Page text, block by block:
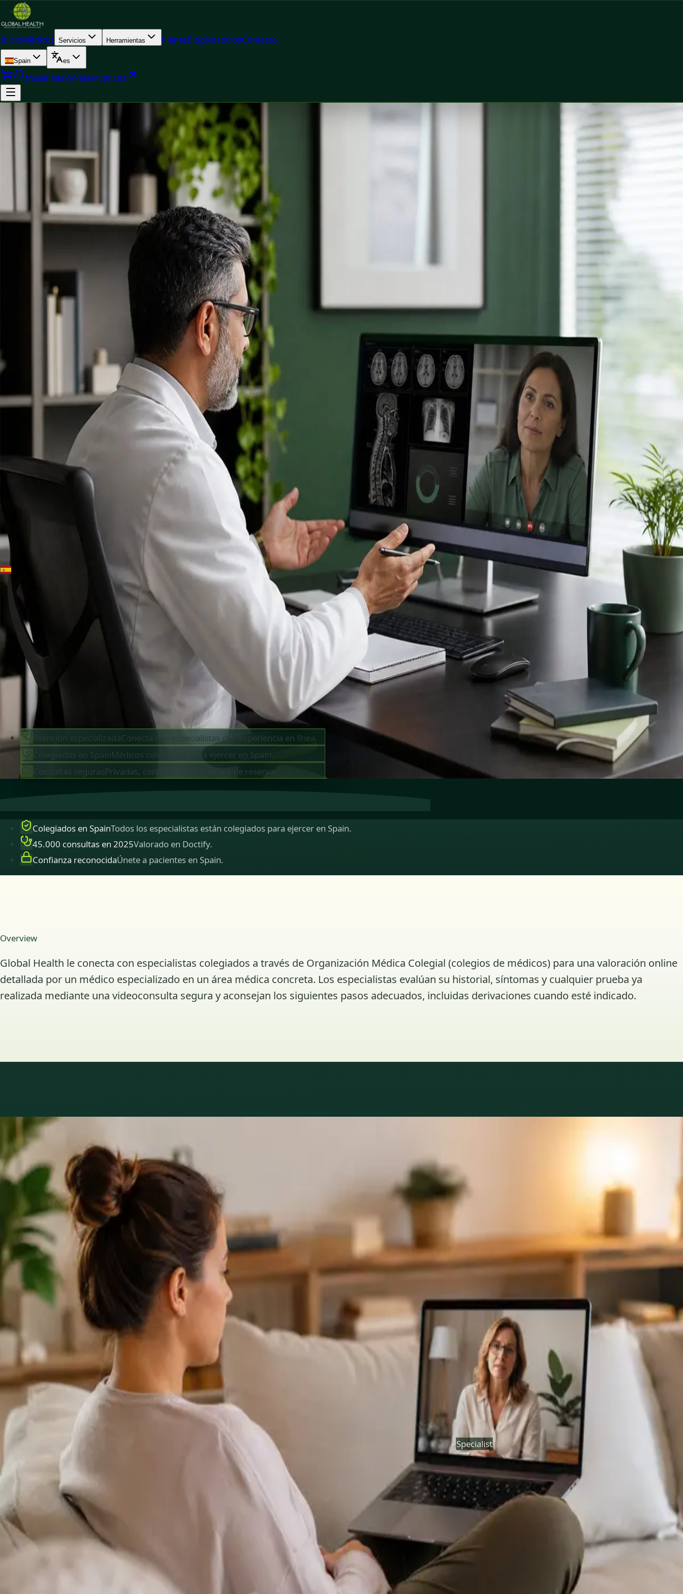
InicioMédicos Servicios Herramientas PlanesBlogNosotrosContacto
Spain es
Iniciar sesiónReservar cita
++
Conoce a
nuestros
registrados
especialistas.
Especialistas colegiados para ejercer en Spain,
disponibles para consultas en línea seguras.
Reservar cita Ver perfiles
Atención especializadaConecta con especialistas con experiencia en línea.
Colegiados en SpainMédicos colegiados para ejercer en Spain.
Consultas segurasPrivadas, confidenciales y fáciles de reservar.
Colegiados en SpainTodos los especialistas están colegiados para ejercer en Spain.
45.000 consultas en 2025Valorado en Doctify.
Confianza reconocidaÚnete a pacientes en Spain.
Overview
Global Health le conecta con especialistas colegiados a través de Organización Médica Colegial (colegios de médicos) para una valoración online
detallada por un médico especializado en un área médica concreta. Los especialistas evalúan su historial, síntomas y cualquier prueba ya
realizada mediante una videoconsulta segura y aconsejan los siguientes pasos adecuados, incluidas derivaciones cuando esté indicado.
Áreas de especialidad
Consultas con especialistas disponibles
Los perfiles se actualizan a medida que el equipo crece.
1/2
Specialist
Cardiología Especialista
From
Duration
15 min
Más información Cardiología Especialista Reservar cita
Consulta Diagnostico vascular
Duration
30 min
Más información:Consulta Diagnostico vascular
Reservar cita
Specialist
Consulta Online Flebologia y Linfologia
€150
Duration
Consulta Online Flebologia y Linfologia
Specialist
Dermatología Especialista
:Dermatología Especialista
Reservar
Specialist
Psicología Clínica
From
Duration
45 min
Psicología Clínica